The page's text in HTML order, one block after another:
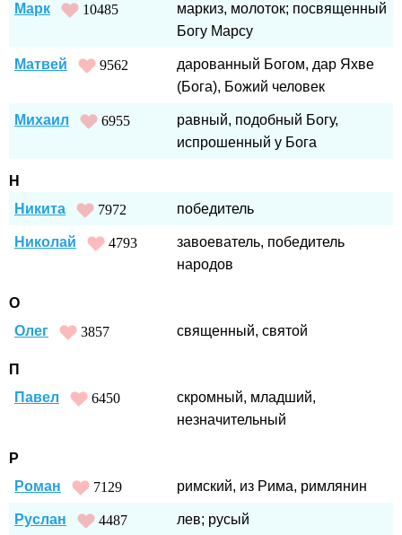
Марк 10485
маркиз, молоток; посвященный
Богу Марсу
Матвей 9562
дарованный Богом, дар Яхве
(Бога), Божий человек
Михаил 6955
равный, подобный Богу,
испрошенный у Бога
Н
Никита
7972 победитель
Николай 4793
завоеватель, победитель
народов
О
Олег
3857 священный, святой
П
Павел
6450
скромный, младший,
незначительный
Р
Роман
7129 римский, из Рима, римлянин
Руслан 4487 лев; русый